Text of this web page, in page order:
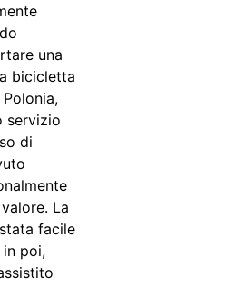
una
bicicletta
servizio
di
La
facile
poi,